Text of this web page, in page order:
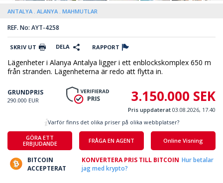
ANTALYA ALANYA MAHMUTLAR
REF. No: AYT-4258
SKRIV UT DELA RAPPORT
Lägenheter i Alanya Antalya ligger i ett enblockskomplex 650 m
från stranden. Lägenheterna är redo att flytta in.
GRUNDPRIS
290.000 EUR 3.150.000 SEK
Pris uppdaterat 03.08.2026, 17.40
GÖRA ETT
ERBJUDANDE
FRÅGA EN AGENT Online Visning
Varför finns det olika priser på olika webbplatser?
BITCOIN
ACCEPTERAT
KONVERTERA PRIS TILL BITCOIN Hur betalar
jag med krypto?